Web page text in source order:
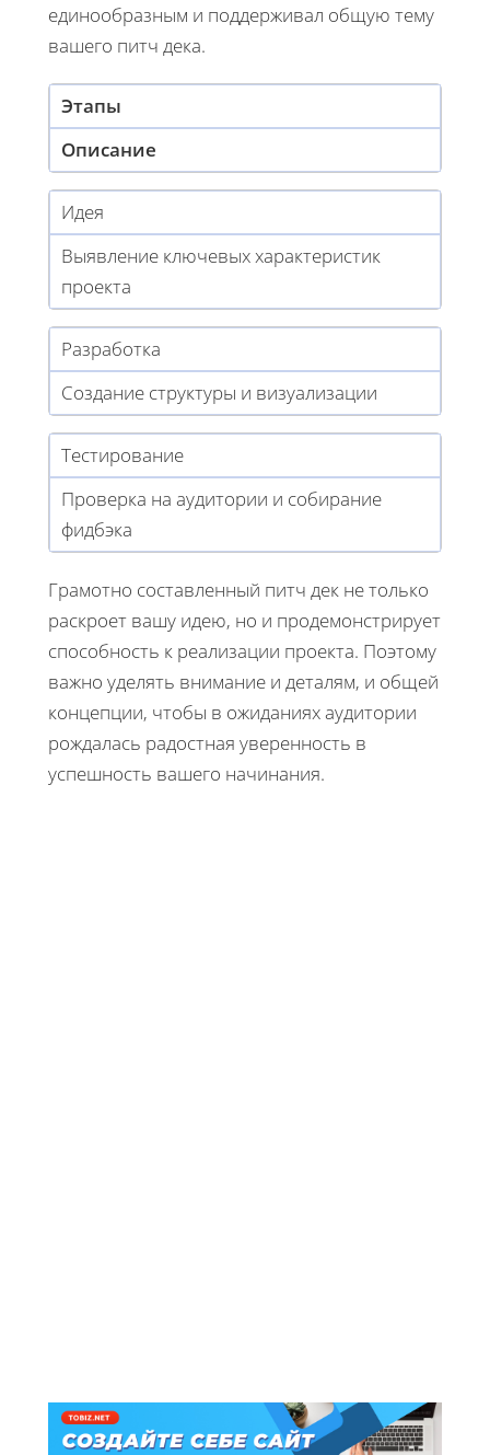
единообразным и поддерживал общую тему
вашего питч дека.
Этапы
Описание
Идея
Выявление ключевых характеристик
проекта
Разработка
Создание структуры и визуализации
Тестирование
Проверка на аудитории и собирание
фидбэка
Грамотно составленный питч дек не только
раскроет вашу идею, но и продемонстрирует
способность к реализации проекта. Поэтому
важно уделять внимание и деталям, и общей
концепции, чтобы в ожиданиях аудитории
рождалась радостная уверенность в
успешность вашего начинания.